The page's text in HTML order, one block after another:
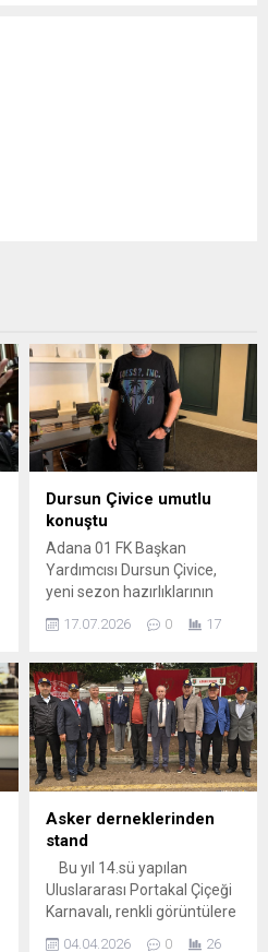
Dursun Çivice umutlu
konuştu
Adana 01 FK Başkan
Yardımcısı Dursun Çivice,
yeni sezon hazırlıklarının
belirterek teknik heyet ve
söyledi. Çivice, kadroyu
güçlendirmek için nokta
transferler yapacaklarını
ifade etti. Çivice’den yeni
sezon mesajı Adana 01 FK
Başkan Yardımcısı Dursun
Çivice, yeni sezon öncesi
hazırlıkların planlanan
belirterek kulüp...
17.07.2026 0 17
Asker derneklerinden
stand
Bu yıl 14.sü yapılan
Uluslararası Portakal Çiçeği
Karnavalı, renkli görüntülere
04.04.2026 0 26